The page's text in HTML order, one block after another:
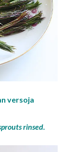
versoja
rinsed.